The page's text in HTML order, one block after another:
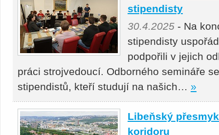
stipendisty
30.4.2025 - Na
stipendisty
podpořili v jejich
práci strojvedoucí. Odborného semináře
stipendistů, kteří studují na našich… »
Libeňský
koridoru